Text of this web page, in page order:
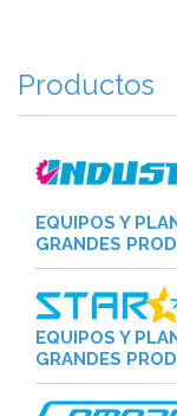
Productos
EQUIPOS Y
GRANDES
EQUIPOS Y
GRANDES